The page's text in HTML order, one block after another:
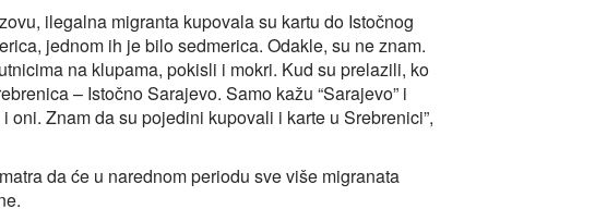
ilegalna migranta kupovala su kartu do Istočnog
jednom ih je bilo sedmerica. Odakle, su ne znam.
na klupama, pokisli i mokri. Kud su prelazili, ko
– Istočno Sarajevo. Samo kažu “Sarajevo” i
Znam da su pojedini kupovali i karte u Srebrenici”,
da će u narednom periodu sve više migranata